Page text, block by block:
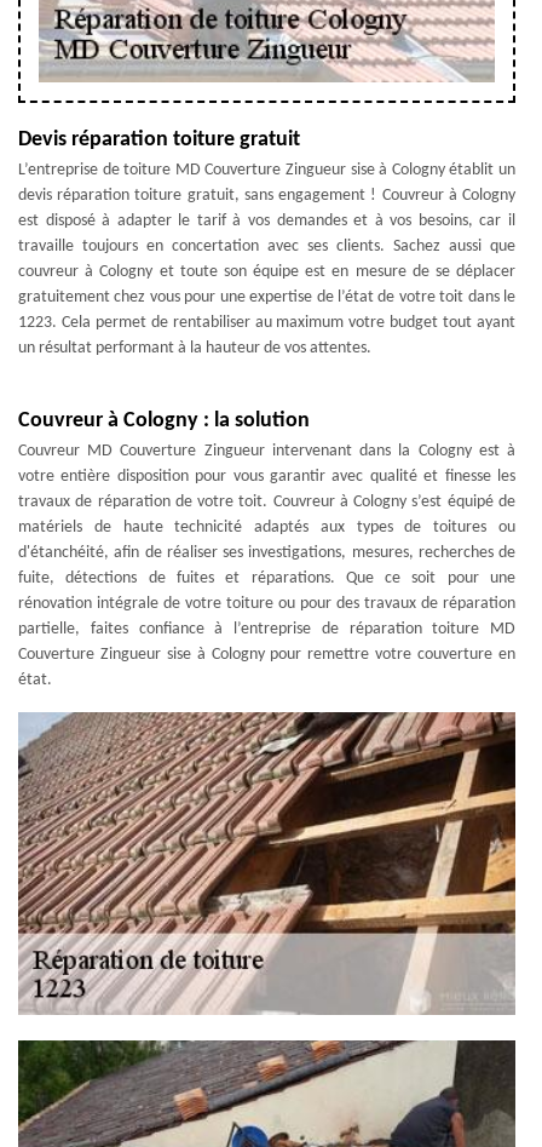
Devis réparation toiture gratuit
L’entreprise de toiture MD Couverture Zingueur sise à Cologny établit un
devis réparation toiture gratuit, sans engagement ! Couvreur à Cologny
est disposé à adapter le tarif à vos demandes et à vos besoins, car il
travaille toujours en concertation avec ses clients. Sachez aussi que
couvreur à Cologny et toute son équipe est en mesure de se déplacer
gratuitement chez vous pour une expertise de l’état de votre toit dans le
1223. Cela permet de rentabiliser au maximum votre budget tout ayant
un résultat performant à la hauteur de vos attentes.
Couvreur à Cologny : la solution
Couvreur MD Couverture Zingueur intervenant dans la Cologny est à
votre entière disposition pour vous garantir avec qualité et finesse les
travaux de réparation de votre toit. Couvreur à Cologny s’est équipé de
matériels de haute technicité adaptés aux types de toitures ou
d'étanchéité, afin de réaliser ses investigations, mesures, recherches de
fuite, détections de fuites et réparations. Que ce soit pour une
rénovation intégrale de votre toiture ou pour des travaux de réparation
partielle, faites confiance à l’entreprise de réparation toiture MD
Couverture Zingueur sise à Cologny pour remettre votre couverture en
état.